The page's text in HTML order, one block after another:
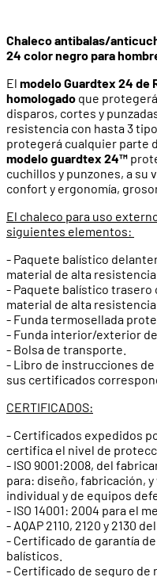
Chaleco antibalas/
24 color negro para
El modelo Guardtex 24 de
homologado que
disparos, cortes y
resistencia con hasta 3
protegerá cualquier parte
modelo guardtex 24™
cuchillos y punzones, a su
confort y ergonomía,
El chaleco para uso
siguientes elementos:
- Paquete balístico
material de alta resistencia.
- Paquete balístico trasero
material de alta resistencia.
- Funda termosellada
- Funda interior/exterior
- Bolsa de transporte.
- Libro de instrucciones
sus certificados
CERTIFICADOS:
- Certificados expedidos
certifica el nivel de
- ISO 9001:2008, del
para: diseño, fabricación,
individual y de equipos
- ISO 14001: 2004 para el
- AQAP 2110, 2120 y 2130
- Certificado de garantía
balísticos.
- Certificado de seguro de